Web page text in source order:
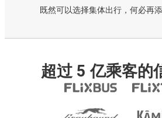
既然可以选择集体出行，何必再
超过 5 亿乘客的